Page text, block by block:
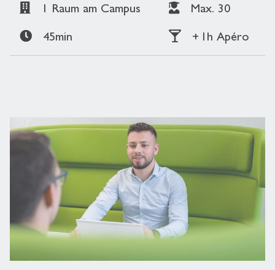
1 Raum am Campus
45min
Max. 30
+ 1h Apéro